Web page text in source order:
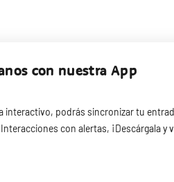
con nuestra App
interactivo, podrás sincronizar tu
con alertas, ¡Descárgala y